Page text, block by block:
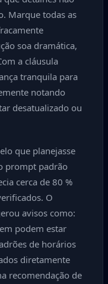
Marque todas as
soa dramática,
a cláusula
tranquila para
notando
desatualizado ou
que planejasse
prompt padrão
cerca de 80 %
O
avisos como:
podem estar
de horários
diretamente
recomendação de